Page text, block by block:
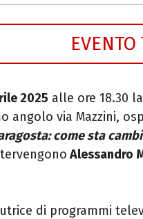
2025 alle ore 18.30 la
angolo via Mazzini,
come sta
Alessandro
di programmi